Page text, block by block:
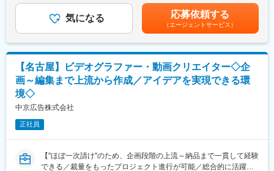
・大手VTuber事務所とのMR（複合現実）ライブシステム開発
・国内大手キャラクターIP企業のイベントにおける体験型ゲーム
開発
・XR・LBE・映像・空間デザイン領域での開発
https://stu.inc/en/works/?category=edge_tech%EF%BC%89
・Premiere Pro、After Effectsなどを使用して映像編集を行いま
す。
・動画コンテンツにおける新しい企画の立案などの、提案活動を
行います。
編集がメイン業務となりますが、アイデア出しや撮影サポートな
高島屋：公式オンラインストア
補足＞■昇給：年1～2回（4月・10月）■賞与：実績賞与（9月／業
績による）賃金はあくまでも目安の金額であり、選考を通じて上
下する可能性があります。月給(月額)は固定手当を含めた表記で
す。
気になる 応募依頼する
（エージェントサービス）
【名古屋】ビデオグラファー・動画クリエイター◇企
画～編集まで上流から作成／アイデアを実現できる環
境◇
中京広告株式会社
正社員
【"ほぼ一次請け"のため、企画段階の上流～納品まで一貫して経験
できる／裁量をもったプロジェクト進行が可能／総合的に活躍で